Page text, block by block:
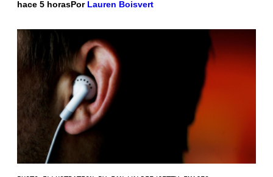
hace 5 horasPor Lauren Boisvert